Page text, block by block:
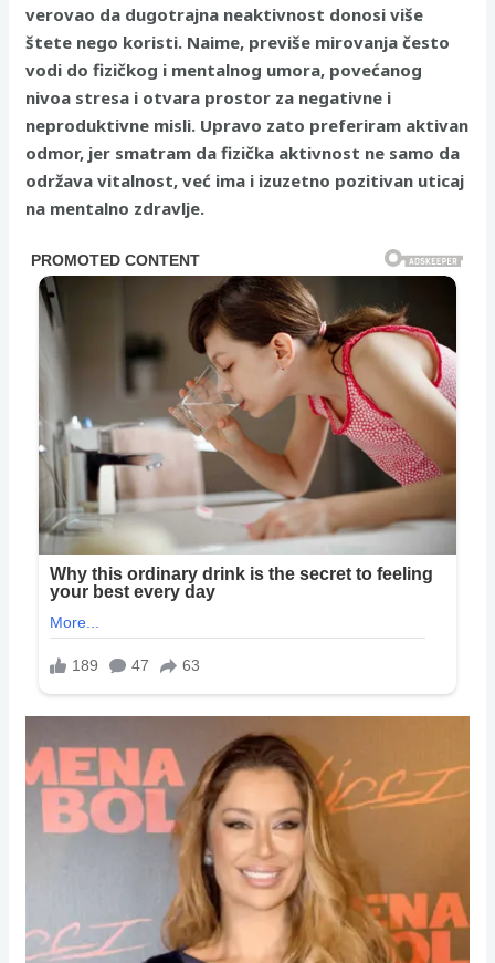
verovao da dugotrajna neaktivnost donosi više
štete nego koristi. Naime, previše mirovanja često
vodi do fizičkog i mentalnog umora, povećanog
nivoa stresa i otvara prostor za negativne i
neproduktivne misli. Upravo zato preferiram aktivan
odmor, jer smatram da fizička aktivnost ne samo da
održava vitalnost, već ima i izuzetno pozitivan uticaj
na mentalno zdravlje.